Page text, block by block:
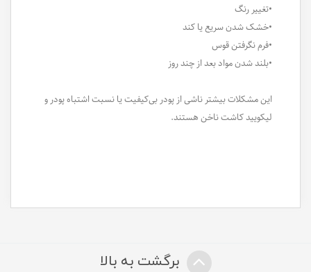
•تغییر رنگ
•خشک شدن سریع یا کند
•فرم نگرفتن قوس
•بلند شدن مواد بعد از چند روز
این مشکلات بیشتر ناشی از پودر بی‌کیفیت یا نسبت اشتباه پودر و
لیکویید کاشت ناخن هستند.
برگشت به بالا